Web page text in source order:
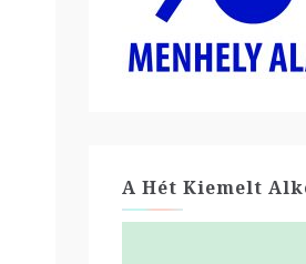
A Hét Kiemelt